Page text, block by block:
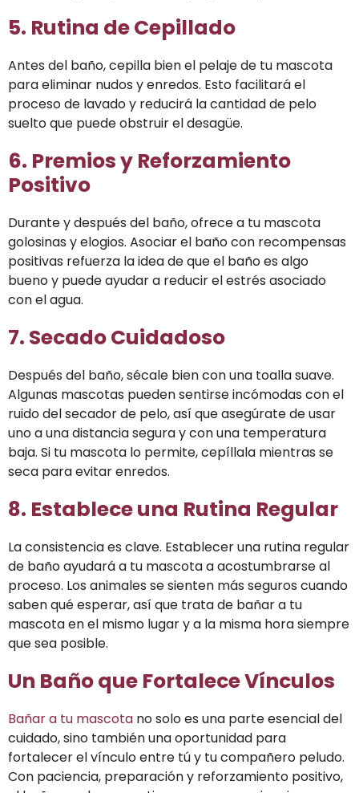
5. Rutina de Cepillado
Antes del baño, cepilla bien el pelaje de tu mascota
para eliminar nudos y enredos. Esto facilitará el
proceso de lavado y reducirá la cantidad de pelo
suelto que puede obstruir el desagüe.
6. Premios y Reforzamiento
Positivo
Durante y después del baño, ofrece a tu mascota
golosinas y elogios. Asociar el baño con recompensas
positivas refuerza la idea de que el baño es algo
bueno y puede ayudar a reducir el estrés asociado
con el agua.
7. Secado Cuidadoso
Después del baño, sécale bien con una toalla suave.
Algunas mascotas pueden sentirse incómodas con el
ruido del secador de pelo, así que asegúrate de usar
uno a una distancia segura y con una temperatura
baja. Si tu mascota lo permite, cepíllala mientras se
seca para evitar enredos.
8. Establece una Rutina Regular
La consistencia es clave. Establecer una rutina regular
de baño ayudará a tu mascota a acostumbrarse al
proceso. Los animales se sienten más seguros cuando
saben qué esperar, así que trata de bañar a tu
mascota en el mismo lugar y a la misma hora siempre
que sea posible.
Un Baño que Fortalece Vínculos
Bañar a tu mascota no solo es una parte esencial del
cuidado, sino también una oportunidad para
fortalecer el vínculo entre tú y tu compañero peludo.
Con paciencia, preparación y reforzamiento positivo,